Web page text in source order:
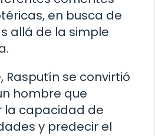
en busca de
allá de la simple
Rasputín se convirtió
hombre que
capacidad de
y predecir el